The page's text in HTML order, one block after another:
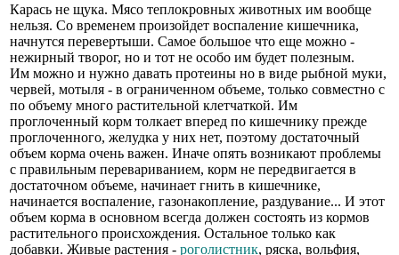
Карась не щука. Мясо теплокровных животных им вообще
нельзя. Со временем произойдет воспаление кишечника,
начнутся перевертыши. Самое большое что еще можно -
нежирный творог, но и тот не особо им будет полезным.
Им можно и нужно давать протеины но в виде рыбной муки,
червей, мотыля - в ограниченном объеме, только совместно с
по объему много растительной клетчаткой. Им
проглоченный корм толкает вперед по кишечнику прежде
проглоченного, желудка у них нет, поэтому достаточный
объем корма очень важен. Иначе опять возникают проблемы
с правильным перевариванием, корм не передвигается в
достаточном объеме, начинает гнить в кишечнике,
начинается воспаление, газонакопление, раздувание... И этот
объем корма в основном всегда должен состоять из кормов
растительного происхождения. Остальное только как
добавки. Живые растения - роголистник, ряска, вольфия,